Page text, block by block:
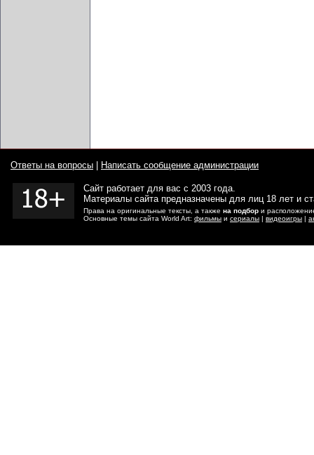
Ответы на вопросы Написать сообщение администрации
Сайт работает для вас с 2003 года.
Материалы сайта предназначены для лиц 18 лет и
Права на оригинальные тексты, а также на подбор и
Основные темы сайта World Art: фильмы и сериалы | видеоигры |